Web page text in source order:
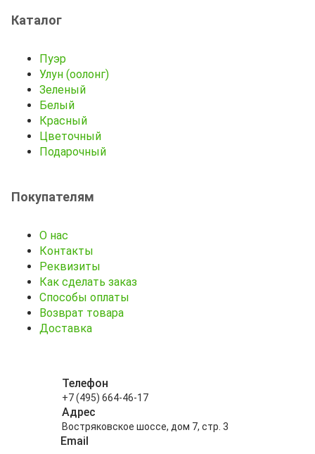
Каталог
Пуэр
Улун (оолонг)
Зеленый
Белый
Красный
Цветочный
Подарочный
Покупателям
О нас
Контакты
Реквизиты
Как сделать заказ
Способы оплаты
Возврат товара
Доставка
Телефон
+7 (495) 664-46-17
Адрес
Востряковское шоссе, дом 7, стр. 3
Email